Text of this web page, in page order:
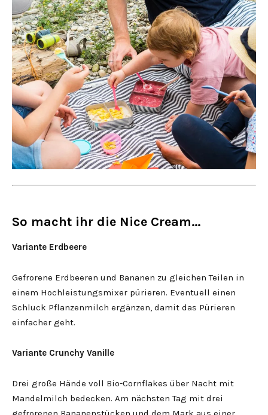
So macht ihr die Nice Cream…
Variante Erdbeere
Gefrorene Erdbeeren und Bananen zu gleichen Teilen in
einem Hochleistungsmixer pürieren. Eventuell einen
Schluck Pflanzenmilch ergänzen, damit das Pürieren
einfacher geht.
Variante Crunchy Vanille
Drei große Hände voll Bio-Cornflakes über Nacht mit
Mandelmilch bedecken. Am nächsten Tag mit drei